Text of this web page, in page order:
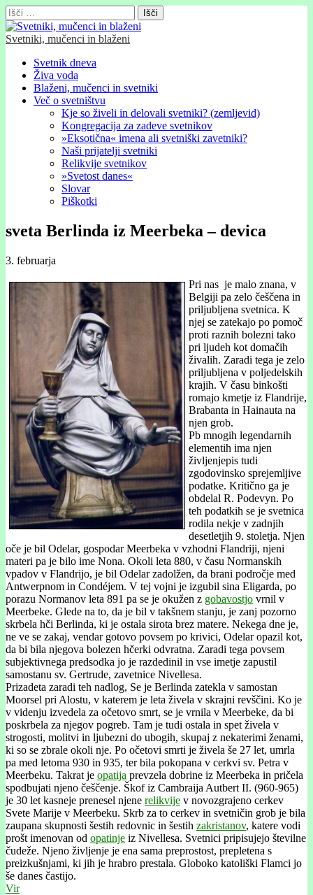
Išči:
Svetniki, mučenci in blaženi
Glavni
meni
Skip
content
Svetnik dneva
Živa voda
Blaženi, mučenci in svetniki
Več o svetništvu
Kje so živeli in delovali svetniki? (zemljevid)
Kongregacija za zadeve svetnikov
»Eksotična« imena ali svetniški zavetniki?
Naši prijatelji svetniki
Relikvije svetnikov
»Svetost danes«
Slovar
Piškotki
sveta Berlinda iz Meerbeka – devica
3. februarja
Pri nas je malo znana, v
Belgiji pa zelo češčena in
priljubljena svetnica. K
njej se zatekajo po pomoč
proti raznih bolezni tako
pri ljudeh kot domačih
živalih. Zaradi tega je zelo
priljubljena v poljedelskih
krajih. V času binkošti
romajo kmetje iz Flandrije,
Brabanta in Hainauta na
njen grob.
Pb mnogih legendarnih
elementih ima njen
življenjepis tudi
zgodovinsko sprejemljive
podatke. Kritično ga je
obdelal R. Podevyn. Po
teh podatkih se je svetnica
rodila nekje v zadnjih
desetletjih 9. stoletja. Njen
oče je bil Odelar, gospodar Meerbeka v vzhodni Flandriji, njeni
materi pa je bilo ime Nona. Okoli leta 880, v času Normanskih
vpadov v Flandrijo, je bil Odelar zadolžen, da brani področje med
Antwerpnom in Condéjem. V tej vojni je izgubil sina Eligarda, po
porazu Normanov leta 891 pa se je okužen z gobavostjo vrnil v
Meerbeke. Glede na to, da je bil v takšnem stanju, je zanj pozorno
skrbela hči Berlinda, ki je ostala sirota brez matere. Nekega dne je,
ne ve se zakaj, vendar gotovo povsem po krivici, Odelar opazil kot,
da bi bila njegova bolezen hčerki odvratna. Zaradi tega povsem
subjektivnega predsodka jo je razdedinil in vse imetje zapustil
samostanu sv. Gertrude, zavetnice Nivellesa.
Prizadeta zaradi teh nadlog, Se je Berlinda zatekla v samostan
Moorsel pri Alostu, v katerem je leta živela v skrajni revščini. Ko je
v videnju izvedela za očetovo smrt, se je vrnila v Meerbeke, da bi
poskrbela za njegov pogreb. Tam je tudi ostala in spet živela v
strogosti, molitvi in ljubezni do ubogih, skupaj z nekaterimi ženami,
ki so se zbrale okoli nje. Po očetovi smrti je živela še 27 let, umrla
pa med letoma 930 in 935, ter bila pokopana v cerkvi sv. Petra v
Meerbeku. Takrat je opatija prevzela dobrine iz Meerbeka in pričela
spodbujati njeno češčenje. Škof iz Cambraija Autbert II. (960-965)
je 30 let kasneje prenesel njene relikvije v novozgrajeno cerkev
Svete Marije v Meerbeku. Skrb za to cerkev in svetničin grob je bila
zaupana skupnosti šestih redovnic in šestih zakristanov, katere vodi
prošt imenovan od opatinje iz Nivellesa. Svetnici pripisujejo številne
čudeže. Njeno življenje je ena sama preprostost, prepletena s
preizkušnjami, ki jih je hrabro prestala. Globoko katoliški Flamci jo
še danes častijo.
Vir